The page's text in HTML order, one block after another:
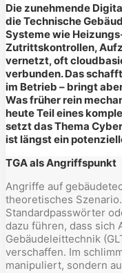
Die zunehmende
die Technische
Systeme wie
Zutrittskontrollen,
vernetzt, oft
verbunden. Das
im Betrieb – bringt
Was früher rein
heute Teil eines
setzt das Thema
ist längst ein
TGA als Angriffspunkt
Angriffe auf
theoretisches
Standardpasswörter
dazu führen, dass sich
Gebäudeleittechnik
verschaffen. Im
manipuliert, sondern